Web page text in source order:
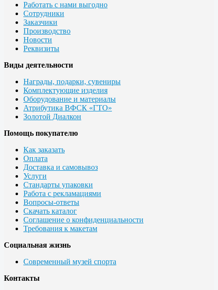
Работать с нами выгодно
Сотрудники
Заказчики
Производство
Новости
Реквизиты
Виды деятельности
Награды, подарки, сувениры
Комплектующие изделия
Оборудование и материалы
Атрибутика ВФСК «ГТО»
Золотой Диалкон
Помощь покупателю
Как заказать
Оплата
Доставка и самовывоз
Услуги
Стандарты упаковки
Работа с рекламациями
Вопросы-ответы
Скачать каталог
Соглашение о конфиденциальности
Требования к макетам
Социальная жизнь
Современный музей спорта
Контакты